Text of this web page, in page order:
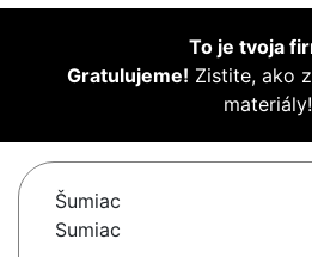
To je tvoja
Gratulujeme! Zistite, ako
materiály!
Šumiac
Sumiac